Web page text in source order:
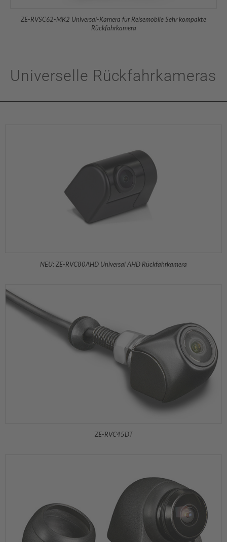
ZE-RVSC62-MK2 Universal-Kamera für Reisemobile Sehr kompakte
Rückfahrkamera
Universelle Rückfahrkameras
NEU: ZE-RVC80AHD Universal AHD Rückfahrkamera
ZE-RVC45DT